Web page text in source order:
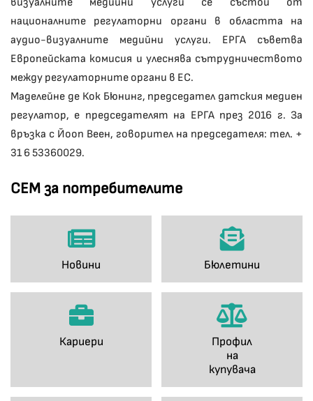
СЕМ за потребителите
Новини Бюлетини
Кариери
Профил
на
купувача
националните регулаторни органи в областта на
аудио-визуалните медийни услуги. ЕРГА съветва
Европейската комисия и улеснява сътрудничеството
между регулаторните органи в ЕС.
Маделейне де Кок Бюнинг, председател датския медиен
регулатор, е председателят на ЕРГА през 2016 г. За
връзка с Йооп Веен, говорител на председателя: тел. +
31 6 53360029.